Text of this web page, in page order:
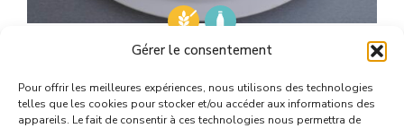
Gérer le consentement
Pour offrir les meilleures expériences, nous utilisons des technologies
telles que les cookies pour stocker et/ou accéder aux informations des
appareils. Le fait de consentir à ces technologies nous permettra de
Fraisier
3 hrs 20 mins Intermédiaire